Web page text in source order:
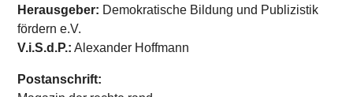
SCHWERPUNKTE
Schwerpunkte Übersicht
Schwerpunkt AFD-Verbot
Schwerpunkt »Identitäre Bewegung«
Herausgeber: Demokratische Bildung und Publizistik
fördern e.V.
V.i.S.d.P.: Alexander Hoffmann
Postanschrift: